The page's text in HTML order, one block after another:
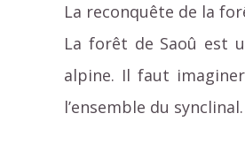
La reconquête de la
La forêt de Saoû est
alpine. Il faut
l’ensemble du synclinal.